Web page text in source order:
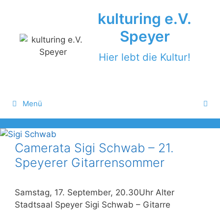
kulturing e.V.
Speyer
Hier lebt die Kultur!
Menü
Camerata Sigi Schwab – 21.
Speyerer Gitarrensommer
Samstag, 17. September, 20.30Uhr Alter
Stadtsaal Speyer Sigi Schwab – Gitarre